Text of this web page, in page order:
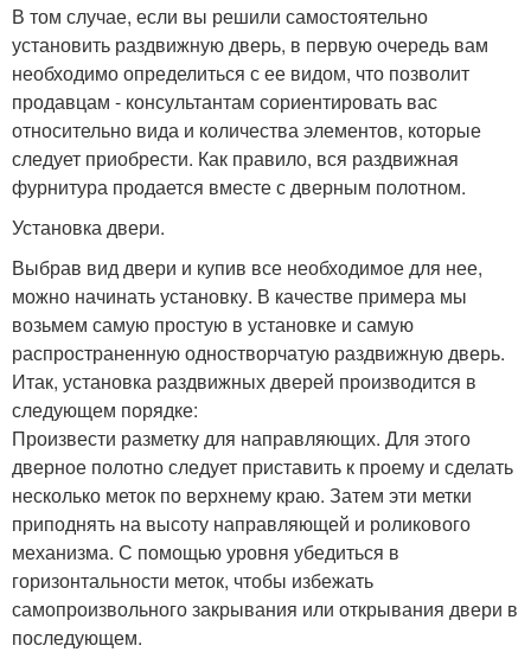
В том случае, если вы решили самостоятельно
установить раздвижную дверь, в первую очередь вам
необходимо определиться с ее видом, что позволит
продавцам - консультантам сориентировать вас
относительно вида и количества элементов, которые
следует приобрести. Как правило, вся раздвижная
фурнитура продается вместе с дверным полотном.
Установка двери.
Выбрав вид двери и купив все необходимое для нее,
можно начинать установку. В качестве примера мы
возьмем самую простую в установке и самую
распространенную одностворчатую раздвижную дверь.
Итак, установка раздвижных дверей производится в
следующем порядке:
Произвести разметку для направляющих. Для этого
дверное полотно следует приставить к проему и сделать
несколько меток по верхнему краю. Затем эти метки
приподнять на высоту направляющей и роликового
механизма. С помощью уровня убедиться в
горизонтальности меток, чтобы избежать
самопроизвольного закрывания или открывания двери в
последующем.